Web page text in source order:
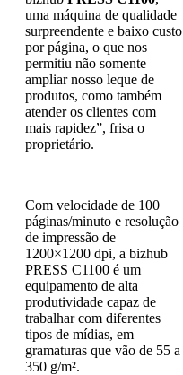
uma máquina de qualidade
surpreendente e baixo custo
por página, o que nos
permitiu não somente
ampliar nosso leque de
produtos, como também
atender os clientes com
mais rapidez”, frisa o
proprietário.
Com velocidade de 100
páginas/minuto e resolução
de impressão de
1200×1200 dpi, a bizhub
PRESS C1100 é um
equipamento de alta
produtividade capaz de
trabalhar com diferentes
tipos de mídias, em
gramaturas que vão de 55 a
350 g/m².